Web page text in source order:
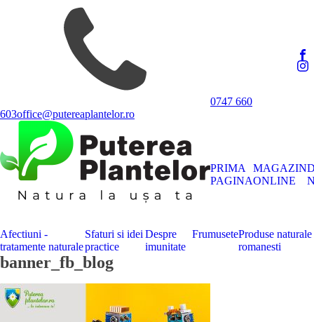
0747 660
603office@putereaplantelor.ro
PRIMA
PAGINA
MAGAZIN
ONLINE
Afectiuni -
tratamente naturale
Sfaturi si idei
practice
Despre
imunitate
FrumuseteProduse naturale
romanesti
banner_fb_blog